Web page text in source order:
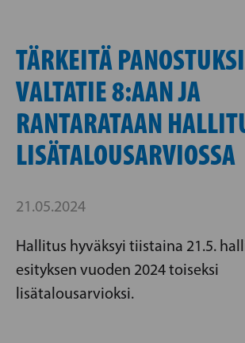
TÄRKEITÄ
VALTATIE 8:AAN JA
RANTARATAAN
LISÄTALOUSARVIOSSA
21.05.2024
Hallitus hyväksyi tiistaina 21.5.
esityksen vuoden 2024 toiseksi
lisätalousarvioksi.